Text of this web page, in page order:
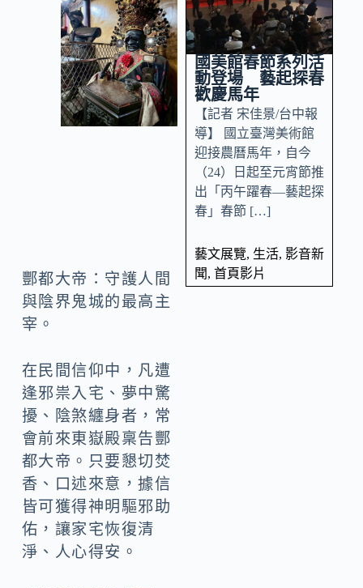
酆都大帝：守護人間
與陰界鬼城的最高主
宰。
在民間信仰中，凡遭
逢邪祟入宅、夢中驚
擾、陰煞纏身者，常
會前來東嶽殿稟告酆
都大帝。只要懇切焚
香、口述來意，據信
皆可獲得神明驅邪助
佑，讓家宅恢復清
淨、人心得安。
國美館春節系列活
動登場 藝起探春
歡慶馬年
【記者 宋佳景/台中報
導】 國立臺灣美術館
迎接農曆馬年，自今
（24）日起至元宵節推
出「丙午躍春—藝起探
春」春節 […]
藝文展覽, 生活, 影音新
聞, 首頁影片